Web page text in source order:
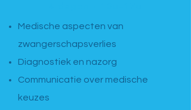
Medische aspecten van
zwangerschapsverlies
Diagnostiek en nazorg
Communicatie over medische
keuzes